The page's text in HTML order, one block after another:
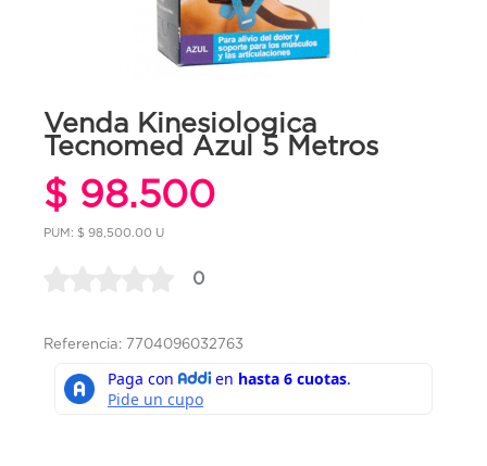
Venda Kinesiologica
Tecnomed Azul 5 Metros
$ 98.500
PUM: $ 98,500.00 U
0
Referencia: 7704096032763